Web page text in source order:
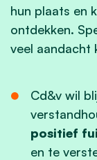
hun plaats en
ontdekken.
veel aandacht
Cd&v wil
positief
en te